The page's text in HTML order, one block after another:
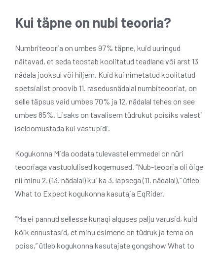
Kui täpne on nubi teooria?
Numbriteooria on umbes 97% täpne, kuid uuringud
näitavad, et seda teostab koolitatud teadlane või arst 13
nädala jooksul või hiljem. Kuid kui nimetatud koolitatud
spetsialist proovib 11. rasedusnädalal numbiteooriat, on
selle täpsus vaid umbes 70% ja 12. nädalal tehes on see
umbes 85%. Lisaks on tavalisem tüdrukut poisiks valesti
iseloomustada kui vastupidi.
Kogukonna Mida oodata tulevastel emmedel on nüri
teooriaga vastuolulised kogemused. “Nub-teooria oli õige
nii minu 2. (13. nädalal) kui ka 3. lapsega (11. nädalal),” ütleb
What to Expect kogukonna kasutaja EqRider.
“Ma ei pannud sellesse kunagi alguses palju varusid, kuid
kõik ennustasid, et minu esimene on tüdruk ja tema on
poiss,” ütleb kogukonna kasutajate gongshow What to